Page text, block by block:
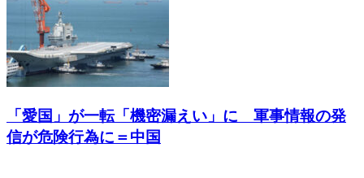
「愛国」が一転「機密漏えい」に 軍事情報の発
信が危険行為に＝中国